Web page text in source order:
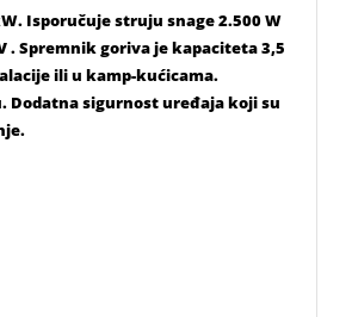
Isporučuje struju snage 2.500 W
. Spremnik goriva je kapaciteta 3,5
ili u kamp-kućicama.
Dodatna sigurnost uređaja koji su